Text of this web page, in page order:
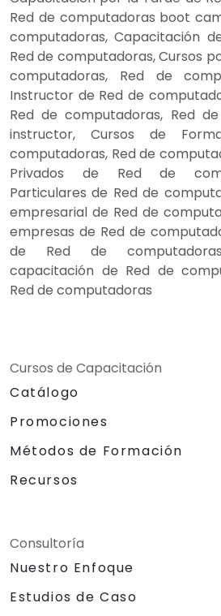
Red de computadoras boot
computadoras, Capacitación
Red de computadoras, Cursos
computadoras, Red de
Instructor de Red de
Red de computadoras, Red
instructor, Cursos de
computadoras, Red de
Privados de Red de
Particulares de Red de
empresarial de Red de
empresas de Red de
de Red de
capacitación de Red de
Red de computadoras
Cursos de Capacitación
Catálogo
Promociones
Métodos de Formación
Recursos
Consultoría
Nuestro Enfoque
Estudios de Caso